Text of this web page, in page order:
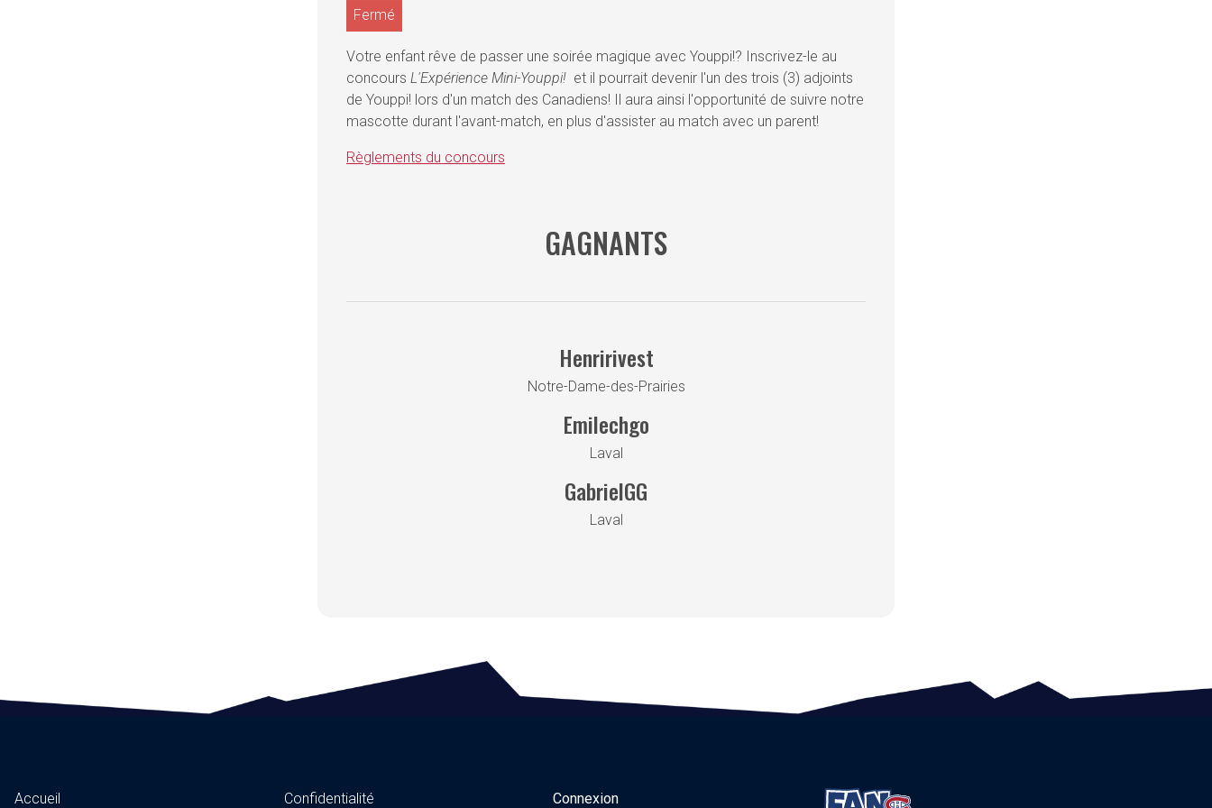
Fermé
Votre enfant rêve de passer une soirée magique avec Youppi!? Inscrivez-le au
concours L'Expérience Mini-Youppi! et il pourrait devenir l'un des trois (3) adjoints
de Youppi! lors d'un match des Canadiens! Il aura ainsi l'opportunité de suivre notre
mascotte durant l'avant-match, en plus d'assister au match avec un parent!
Règlements du concours
GAGNANTS
Henririvest
Notre-Dame-des-Prairies
Emilechgo
Laval
GabrielGG
Laval
Accueil Confidentialité Connexion